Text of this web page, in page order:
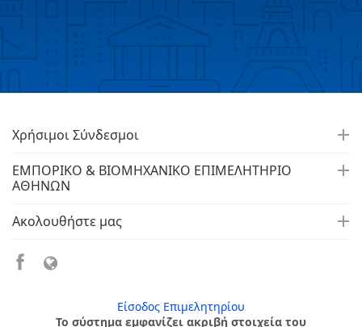
Χρήσιμοι Σύνδεσμοι
ΕΜΠΟΡΙΚΟ & ΒΙΟΜΗΧΑΝΙΚΟ ΕΠΙΜΕΛΗΤΗΡΙΟ
ΑΘΗΝΩΝ
Ακολουθήστε μας
Είσοδος Επιμελητηρίου
Το σύστημα εμφανίζει ακριβή στοιχεία του